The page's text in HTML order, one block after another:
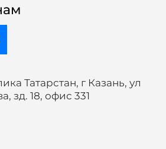
Татарстан, г Казань, ул
зд. 18, офис 331